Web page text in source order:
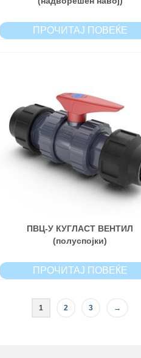
ПРОЧИТАЈ ПОВЕЌЕ
ПВЦ-У КУГЛАСТ ВЕНТИЛ
(полуспојки)
ПРОЧИТАЈ ПОВЕЌЕ
1 2 3 →